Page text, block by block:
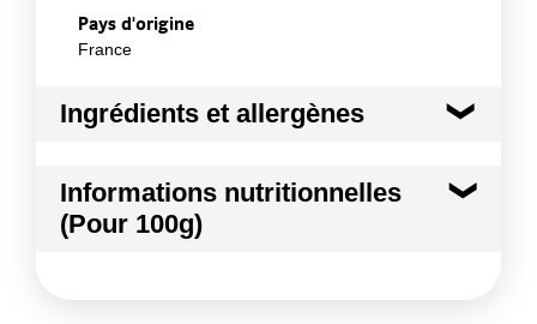
Pays d'origine
France
Ingrédients et allergènes
Oignon
Conformément aux informations transmises
Informations nutritionnelles
(Pour 100g)